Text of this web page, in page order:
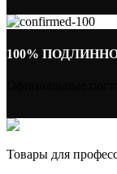
100%
Товары для